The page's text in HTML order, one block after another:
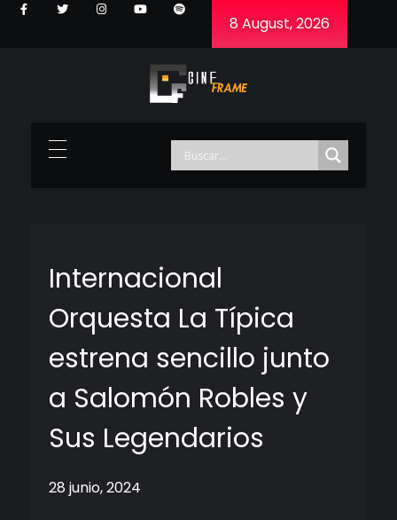
8 August, 2026
Internacional
Orquesta La Típica
estrena sencillo junto
a Salomón Robles y
Sus Legendarios
28 junio, 2024